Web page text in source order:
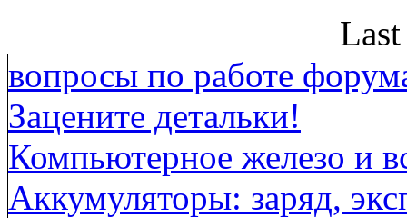
вопросы по работе
Зацените детальки!
Компьютерное железо и
Аккумуляторы: заряд,